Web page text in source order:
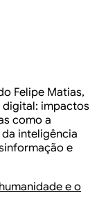
Felipe Matias,
digital: impactos
como a
inteligência
e
e o